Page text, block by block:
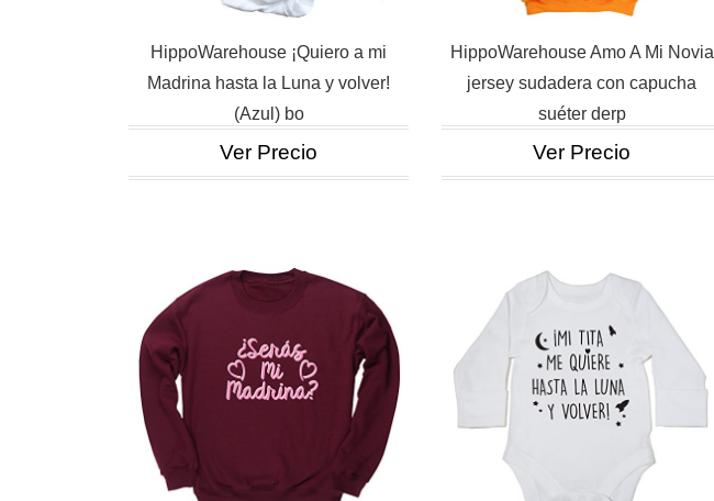
HippoWarehouse ¡Quiero a mi
Madrina hasta la Luna y volver!
(Azul) bo
Ver Precio
HippoWarehouse Amo A Mi Novia
jersey sudadera con capucha
suéter derp
Ver Precio